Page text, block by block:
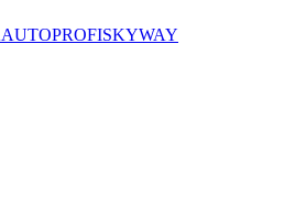
AUTOPROFISKYWAY